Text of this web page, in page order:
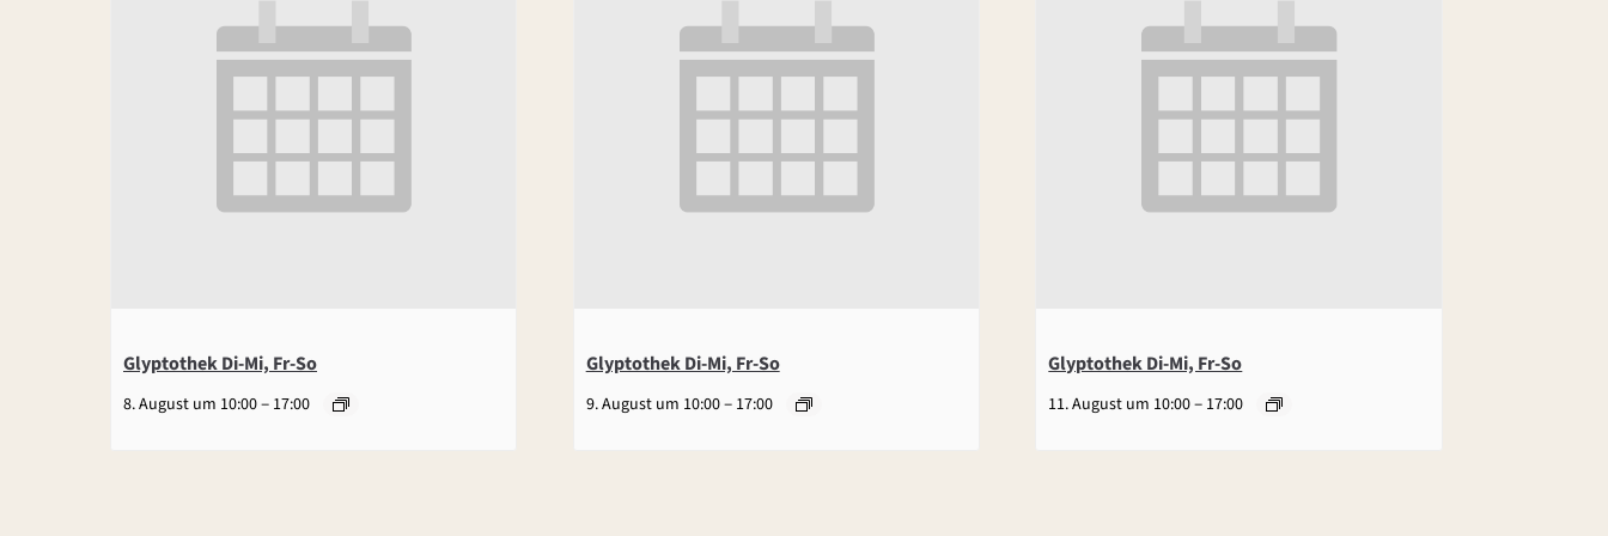
Glyptothek Di-Mi, Fr-So
8. August um 10:00– 17:00
Glyptothek Di-Mi, Fr-So
9. August um 10:00– 17:00
Glyptothek Di-Mi, Fr-So
11. August um 10:00– 17:00